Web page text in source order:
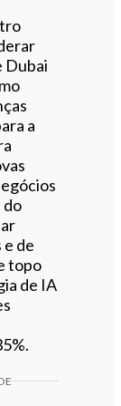
Dubai
a
do
de
topo
de IA